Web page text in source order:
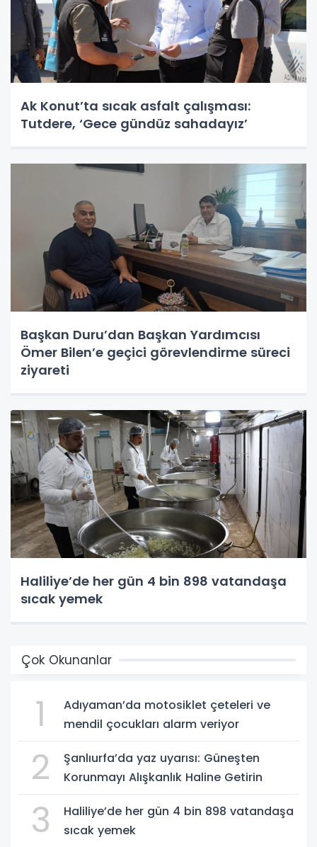
Ak Konut’ta sıcak asfalt çalışması:
Tutdere, ‘Gece gündüz sahadayız’
Başkan Duru’dan Başkan Yardımcısı
Ömer Bilen’e geçici görevlendirme süreci
ziyareti
Haliliye’de her gün 4 bin 898 vatandaşa
sıcak yemek
Çok Okunanlar
1
Adıyaman’da motosiklet çeteleri ve
mendil çocukları alarm veriyor
2
Şanlıurfa’da yaz uyarısı: Güneşten
Korunmayı Alışkanlık Haline Getirin
3
Haliliye’de her gün 4 bin 898 vatandaşa
sıcak yemek